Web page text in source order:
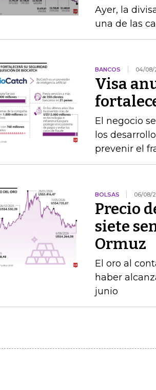
Ayer, la
una de las
BANCOS 04/08/
Visa
El negocio
los
prevenir el
BOLSAS 06/08/
Precio
siete
Ormuz
El oro al
haber
junio